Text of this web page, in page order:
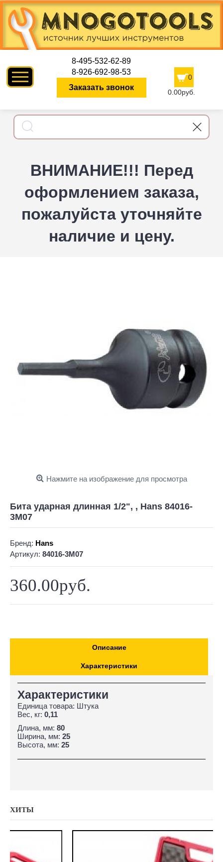
8-495-532-62-89
8-926-692-98-53
Заказать звонок
0
0.00руб.
ВНИМАНИЕ!!! Перед
оформлением заказа,
пожалуйста уточняйте
наличие и цену.
Нажмите на изображение для просмотра
Бита ударная длинная 1/2", , Hans 84016-
3M07
Бренд: Hans
Артикул: 84016-3M07
360.00руб.
Описание
Характеристики
Характеристики
Единица товара: Штука
Вес, кг: 0,11
Длина, мм: 80
Ширина, мм: 25
Высота, мм: 25
ХИТЫ